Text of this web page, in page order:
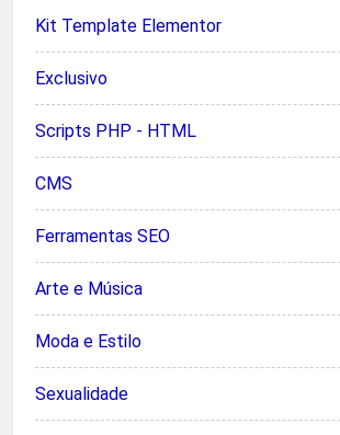
Kit Template Elementor
Exclusivo
Scripts PHP - HTML
CMS
Ferramentas SEO
Arte e Música
Moda e Estilo
Sexualidade